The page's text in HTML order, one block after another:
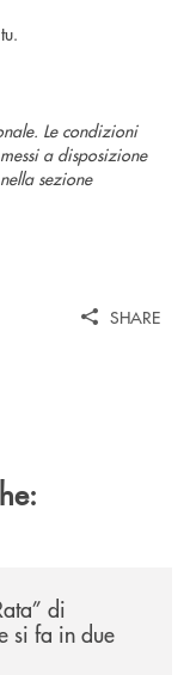
Le condizioni
a disposizione
sezione
SHARE
di
si fa in due